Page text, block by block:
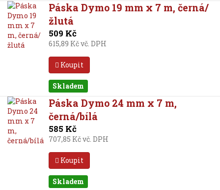
Páska Dymo 19 mm x 7 m, černá/
žlutá
509 Kč
615,89 Kč vč. DPH
Koupit
Skladem
Páska Dymo 24 mm x 7 m,
černá/bílá
585 Kč
707,85 Kč vč. DPH
Koupit
Skladem